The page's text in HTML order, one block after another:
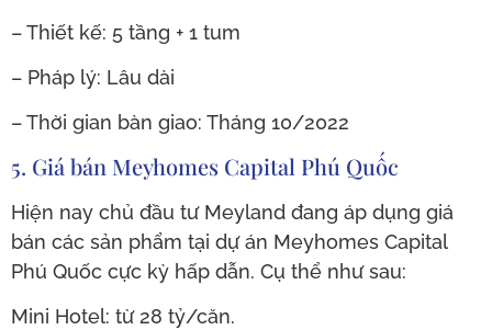
– Thiết kế: 5 tầng + 1 tum
– Pháp lý: Lâu dài
– Thời gian bàn giao: Tháng 10/2022
5. Giá bán Meyhomes Capital Phú Quốc
Hiện nay chủ đầu tư Meyland đang áp dụng giá
bán các sản phẩm tại dự án Meyhomes Capital
Phú Quốc cực kỳ hấp dẫn. Cụ thể như sau:
Mini Hotel: từ 28 tỷ/căn.